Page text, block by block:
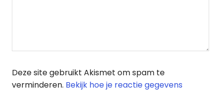
Deze site gebruikt Akismet om spam te
verminderen. Bekijk hoe je reactie gegevens